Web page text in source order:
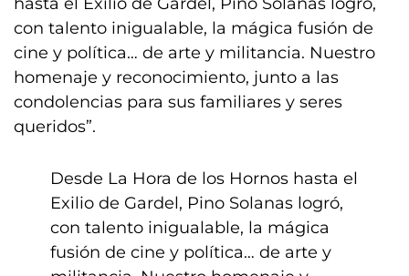
con talento inigualable, la mágica fusión de
cine y política… de arte y militancia. Nuestro
homenaje y reconocimiento, junto a las
condolencias para sus familiares y seres
queridos”.
Desde La Hora de los Hornos hasta el
Exilio de Gardel, Pino Solanas logró,
con talento inigualable, la mágica
fusión de cine y política… de arte y